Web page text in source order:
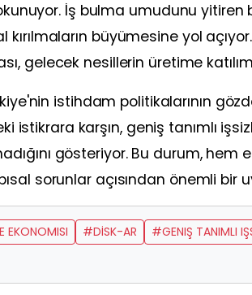
İş bulma umudunu yitiren
büyümesine yol
gelecek nesillerin üretime
istihdam politikalarının
istikrara karşın, geniş tanımlı
gösteriyor. Bu durum,
sorunlar açısından önemli bir
EKONOMISI #DİSK-AR #GENIŞ TANIMLI